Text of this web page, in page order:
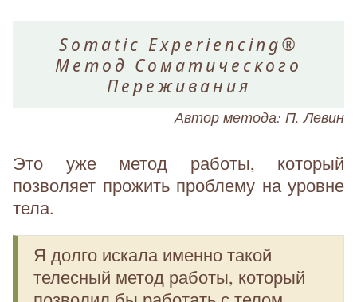
Somatic Experiencing®
Метод Соматического
Переживания
Автор метода: П. Левин
Это уже метод работы, который
позволяет прожить проблему на уровне
тела.
Я долго искала именно такой
телесный метод работы, который